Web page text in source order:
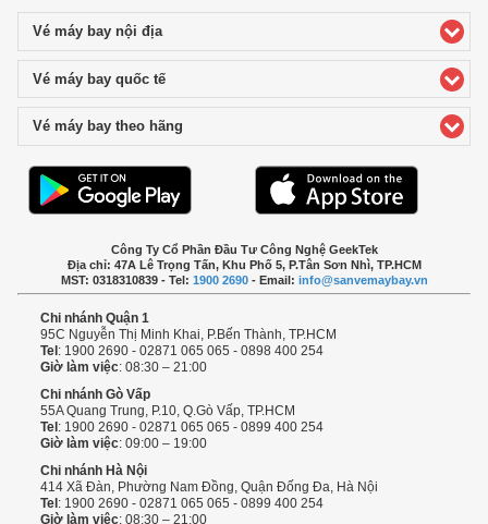
Vé máy bay nội địaclick to expand contents
Vé máy bay quốc tếclick to expand contents
Vé máy bay theo hãng
Công Ty Cổ Phần Đầu Tư Công Nghệ GeekTek
Địa chỉ: 47A Lê Trọng Tấn, Khu Phố 5, P.Tân Sơn Nhì, TP.HCM
MST: 0318310839 - Tel: 1900 2690- Email: info@sanvemaybay.vn
Chi nhánh Quận 1
95C Nguyễn Thị Minh Khai, P.Bến Thành, TP.HCM
Tel : 1900 2690 - 02871 065 065 - 0898 400 254
Giờ làm việc: 08:30 – 21:00
Chi nhánh Gò Vấp
55A Quang Trung, P.10, Q.Gò Vấp, TP.HCM
Tel : 1900 2690 - 02871 065 065 - 0899 400 254
Giờ làm việc: 09:00 – 19:00
Chi nhánh Hà Nội
414 Xã Đàn, Phường Nam Đồng, Quận Đống Đa, Hà Nội
Tel : 1900 2690 - 02871 065 065 - 0899 400 254
Giờ làm việc: 08:30 – 21:00